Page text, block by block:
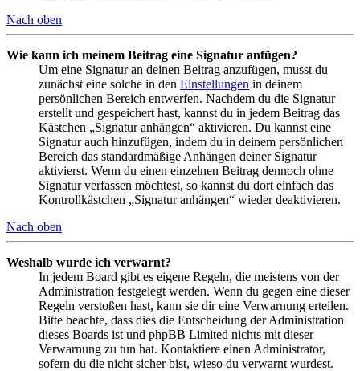
Nach oben
Wie kann ich meinem Beitrag eine Signatur anfügen?
Um eine Signatur an deinen Beitrag anzufügen, musst du
zunächst eine solche in den Einstellungen in deinem
persönlichen Bereich entwerfen. Nachdem du die Signatur
erstellt und gespeichert hast, kannst du in jedem Beitrag das
Kästchen „Signatur anhängen“ aktivieren. Du kannst eine
Signatur auch hinzufügen, indem du in deinem persönlichen
Bereich das standardmäßige Anhängen deiner Signatur
aktivierst. Wenn du einen einzelnen Beitrag dennoch ohne
Signatur verfassen möchtest, so kannst du dort einfach das
Kontrollkästchen „Signatur anhängen“ wieder deaktivieren.
Nach oben
Weshalb wurde ich verwarnt?
In jedem Board gibt es eigene Regeln, die meistens von der
Administration festgelegt werden. Wenn du gegen eine dieser
Regeln verstoßen hast, kann sie dir eine Verwarnung erteilen.
Bitte beachte, dass dies die Entscheidung der Administration
dieses Boards ist und phpBB Limited nichts mit dieser
Verwarnung zu tun hat. Kontaktiere einen Administrator,
sofern du die nicht sicher bist, wieso du verwarnt wurdest.